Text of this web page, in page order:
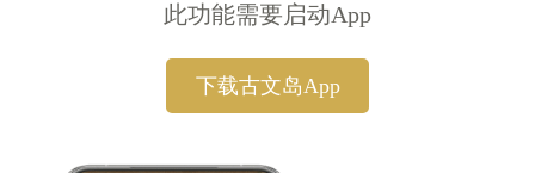
此功能需要启动App
下载古文岛App